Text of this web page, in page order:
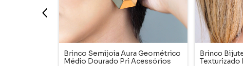
Brinco Semijoia Aura Geométrico
Médio Dourado Pri Acessórios
Brinco
Texturizado